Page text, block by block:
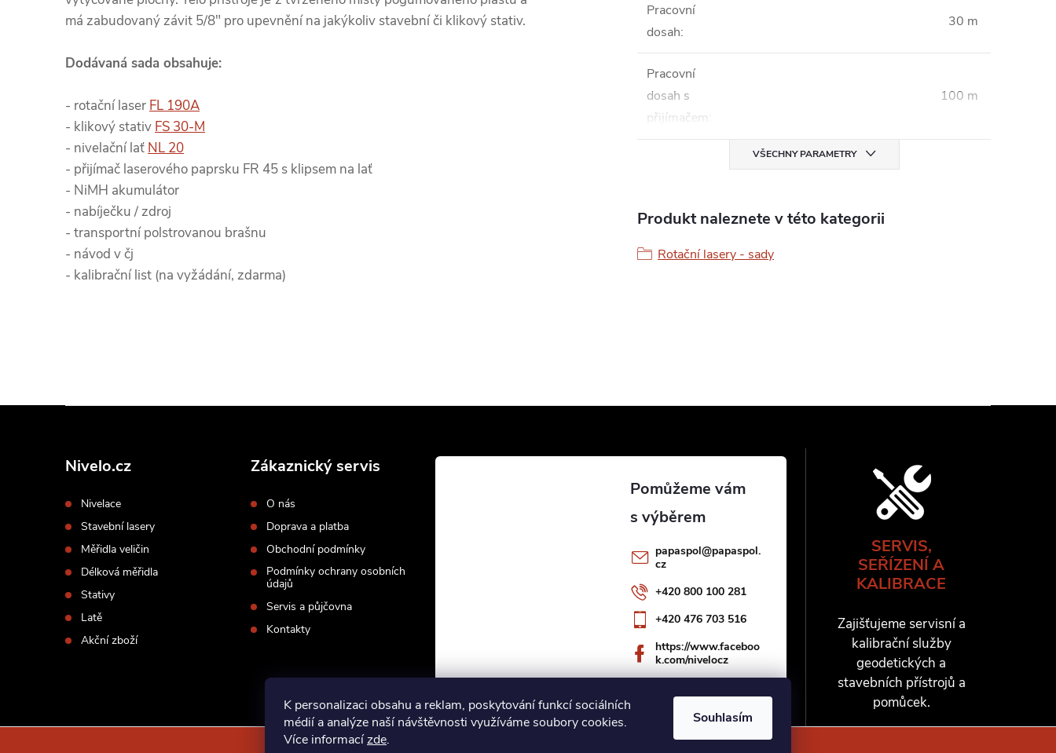
K personalizaci obsahu a reklam, poskytování funkcí sociálních
médií a analýze naší návštěvnosti využíváme soubory cookies.
Více informacízde.
Souhlasím
má zabudovaný závit 5/8" pro upevnění na jakýkoliv stavební či klikový stativ.
Dodávaná sada obsahuje:
- rotační laser FL 190A
- klikový stativ FS 30-M
- nivelační lať NL 20
- přijímač laserového paprsku FR 45 s klipsem na lať
- NiMH akumulátor
- nabíječku / zdroj
- transportní polstrovanou brašnu
- návod v čj
- kalibrační list (na vyžádání, zdarma)
Pracovní
dosah:
30 m
Pracovní
dosah s
přijímačem:
100 m
VŠECHNY PARAMETRY
Produkt naleznete v této kategorii
Rotační lasery - sady
Nivelo.cz
Nivelace
Stavební lasery
Měřidla veličin
Délková měřidla
Stativy
Latě
Akční zboží
Zákaznický servis
O nás
Doprava a platba
Obchodní podmínky
Podmínky ochrany osobních
údajů
Servis a půjčovna
Kontakty
papaspol@papaspol.
cz
+420 800 100 281
+420 476 703 516
https://www.faceboo
k.com/nivelocz
SERVIS,
SEŘÍZENÍ A
KALIBRACE
Zajišťujeme servisní a
kalibrační služby
geodetických a
stavebních přístrojů a
pomůcek.